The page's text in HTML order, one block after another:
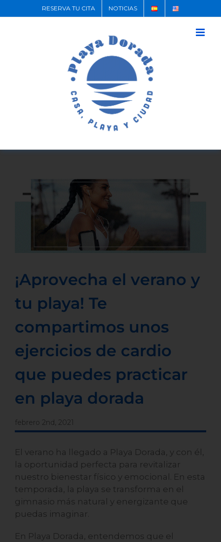
RESERVA TU CITA NOTICIAS
¡Aprovecha el verano y
tu playa! Te
compartimos unos
ejercicios de cardio
que puedes practicar
en playa dorada
febrero 2nd, 2021
El verano ha llegado a Playa Dorada, y con él,
la oportunidad perfecta para revitalizar
nuestro bienestar físico y emocional. En esta
temporada, la playa se transforma en el
gimnasio más natural y energizante que
puedas imaginar.
En Playa Dorada, entendemos que el